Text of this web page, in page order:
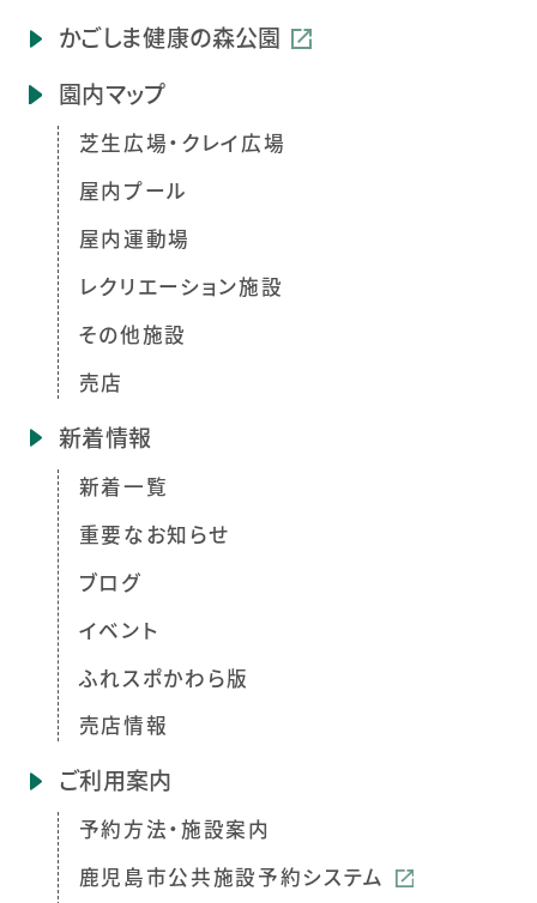
かごしま健康の森公園
園内マップ
芝生広場・クレイ広場
屋内プール
屋内運動場
レクリエーション施設
その他施設
売店
新着情報
新着一覧
重要なお知らせ
ブログ
イベント
ふれスポかわら版
売店情報
ご利用案内
予約方法・施設案内
鹿児島市公共施設予約システム